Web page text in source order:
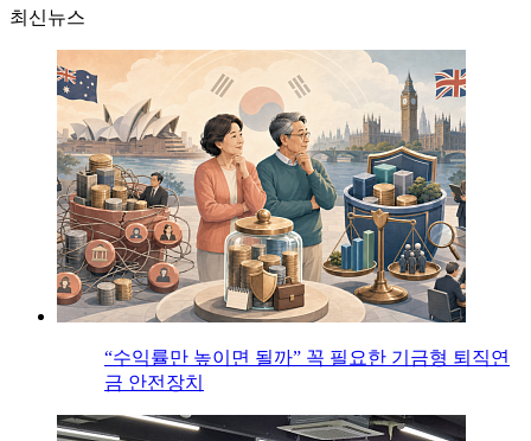
최신뉴스
“수익률만 높이면 될까” 꼭 필요한 기금형 퇴직연
금 안전장치